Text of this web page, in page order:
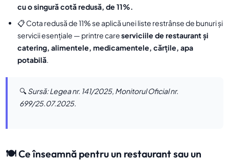
cu o singură cotă redusă, de 11%.
📋 Cota redusă de 11% se aplică unei liste restrânse de bunuri și
servicii esențiale — printre careserviciile de restaurant și
catering, alimentele, medicamentele, cărțile, apa
potabilă.
🔍Sursă: Legea nr. 141/2025, Monitorul Oficial nr.
699/25.07.2025.
🍽️ Ce înseamnă pentru un restaurant sau un